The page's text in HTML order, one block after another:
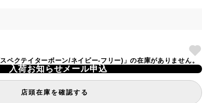
ペクテイターボーン/ネイビー-フリー)」の在庫がありません。
入荷お知らせメール申込
店頭在庫を確認する